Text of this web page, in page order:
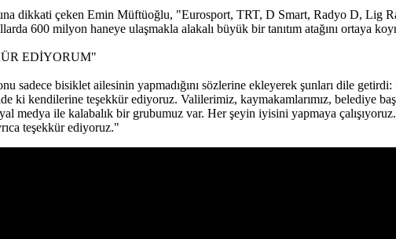
dikkati çeken Emin Müftüoğlu, "Eurosport, TRT, D Smart, Radyo D, Lig
600 milyon haneye ulaşmakla alakalı büyük bir tanıtım atağını ortaya
EDİYORUM"
sadece bisiklet ailesinin yapmadığını sözlerine ekleyerek şunları dile
ki kendilerine teşekkür ediyoruz. Valilerimiz, kaymakamlarımız, belediye
medya ile kalabalık bir grubumuz var. Her şeyin iyisini yapmaya
teşekkür ediyoruz."